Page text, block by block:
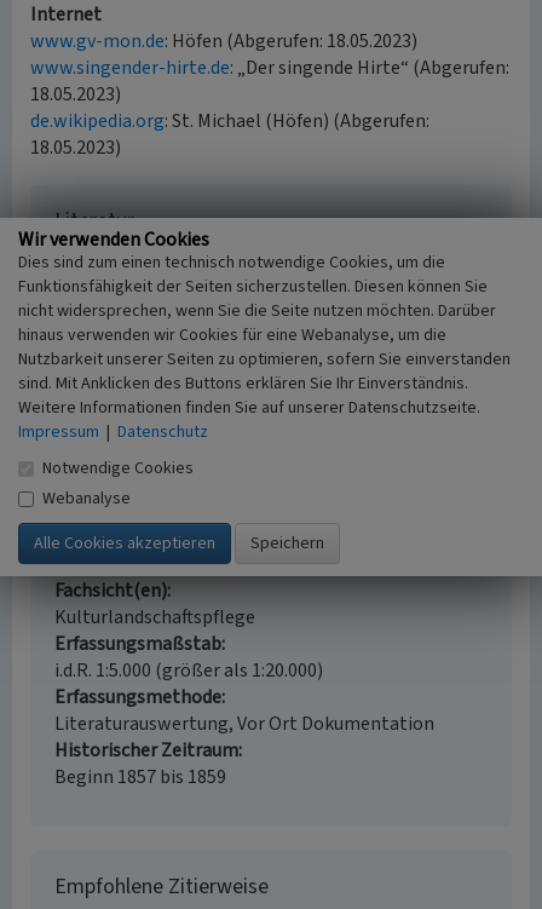
Internet
www.gv-mon.de: Höfen (Abgerufen: 18.05.2023)
www.singender-hirte.de: „Der singende Hirte“ (Abgerufen:
18.05.2023)
de.wikipedia.org: St. Michael (Höfen) (Abgerufen:
18.05.2023)
Literatur
Müller, Klaus (2010) Neuss. (Rheinischer
Städteatlas, Lieferung XVIII, Nr. 94.) Köln.
Kirche St. Michael in Höfen
Schlagwörter
Kirchengebäude
Straße / Hausnummer
Hauptstraße
Ort
52156 Monschau - Höfen / Deutschland
Fachsicht(en)
Kulturlandschaftspflege
Erfassungsmaßstab
i.d.R. 1:5.000 (größer als 1:20.000)
Erfassungsmethode
Literaturauswertung, Vor Ort Dokumentation
Historischer Zeitraum
Beginn 1857 bis 1859
Empfohlene Zitierweise
Wir verwenden Cookies
Dies sind zum einen technisch notwendige Cookies, um die
Funktionsfähigkeit der Seiten sicherzustellen. Diesen können Sie
nicht widersprechen, wenn Sie die Seite nutzen möchten. Darüber
hinaus verwenden wir Cookies für eine Webanalyse, um die
Nutzbarkeit unserer Seiten zu optimieren, sofern Sie einverstanden
sind. Mit Anklicken des Buttons erklären Sie Ihr Einverständnis.
Weitere Informationen finden Sie auf unserer Datenschutzseite.
Impressum | Datenschutz
Notwendige Cookies
Webanalyse